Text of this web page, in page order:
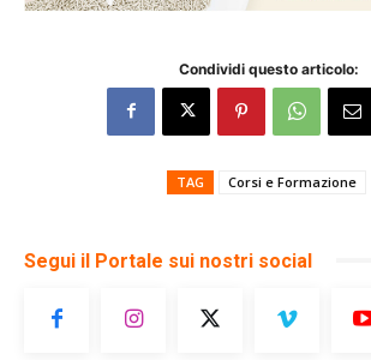
Condividi questo articolo:
TAG Corsi e Formazione
Segui il Portale sui nostri social